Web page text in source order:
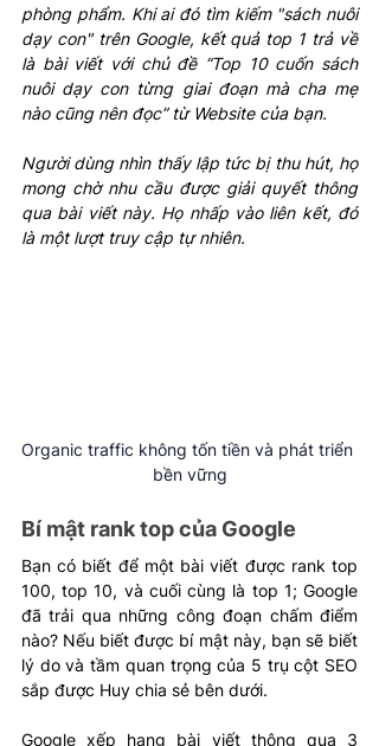
phòng phẩm. Khi ai đó tìm kiếm "sách nuôi
dạy con" trên Google, kết quả top 1 trả về
là bài viết với chủ đề “Top 10 cuốn sách
nuôi dạy con từng giai đoạn mà cha mẹ
nào cũng nên đọc” từ Website của bạn.
Người dùng nhìn thấy lập tức bị thu hút, họ
mong chờ nhu cầu được giải quyết thông
qua bài viết này. Họ nhấp vào liên kết, đó
là một lượt truy cập tự nhiên.
Organic traffic không tốn tiền và phát triển
bền vững
Bí mật rank top của Google
Bạn có biết để một bài viết được rank top
100, top 10, và cuối cùng là top 1; Google
đã trải qua những công đoạn chấm điểm
nào? Nếu biết được bí mật này, bạn sẽ biết
lý do và tầm quan trọng của 5 trụ cột SEO
sắp được Huy chia sẻ bên dưới.
Google xếp hạng bài viết thông qua 3